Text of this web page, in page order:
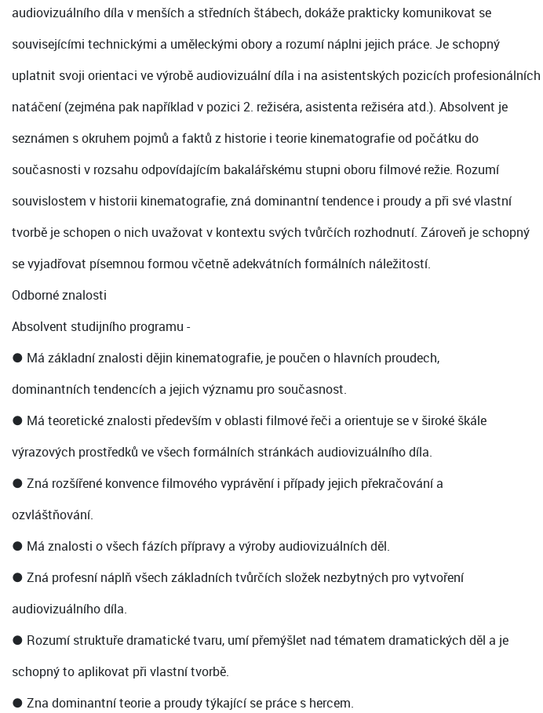
audiovizuálního díla v menších a středních štábech, dokáže prakticky komunikovat se
souvisejícími technickými a uměleckými obory a rozumí náplni jejich práce. Je schopný
uplatnit svoji orientaci ve výrobě audiovizuální díla i na asistentských pozicích profesionálních
natáčení (zejména pak například v pozici 2. režiséra, asistenta režiséra atd.). Absolvent je
seznámen s okruhem pojmů a faktů z historie i teorie kinematografie od počátku do
současnosti v rozsahu odpovídajícím bakalářskému stupni oboru filmové režie. Rozumí
souvislostem v historii kinematografie, zná dominantní tendence i proudy a při své vlastní
tvorbě je schopen o nich uvažovat v kontextu svých tvůrčích rozhodnutí. Zároveň je schopný
se vyjadřovat písemnou formou včetně adekvátních formálních náležitostí.
Odborné znalosti
Absolvent studijního programu -
● Má základní znalosti dějin kinematografie, je poučen o hlavních proudech,
dominantních tendencích a jejich významu pro současnost.
● Má teoretické znalosti především v oblasti filmové řeči a orientuje se v široké škále
výrazových prostředků ve všech formálních stránkách audiovizuálního díla.
● Zná rozšířené konvence filmového vyprávění i případy jejich překračování a
ozvláštňování.
● Má znalosti o všech fázích přípravy a výroby audiovizuálních děl.
● Zná profesní náplň všech základních tvůrčích složek nezbytných pro vytvoření
audiovizuálního díla.
● Rozumí struktuře dramatické tvaru, umí přemýšlet nad tématem dramatických děl a je
schopný to aplikovat při vlastní tvorbě.
● Zna dominantní teorie a proudy týkající se práce s hercem.